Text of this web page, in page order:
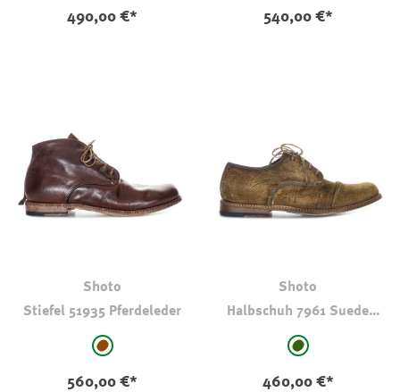
490,00 €* 540,00 €*
Shoto
Stiefel 51935 Pferdeleder
auswählen
mittelbraun
560,00 €*
Shoto
Halbschuh 7961 Suede
auswählen
hell oliv-kaki
460,00 €*